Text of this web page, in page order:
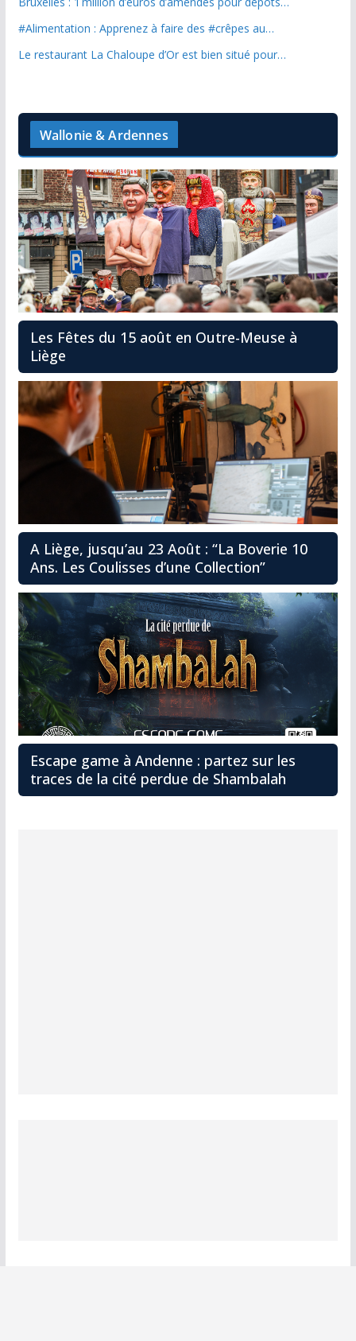
#Alimentation : Apprenez à faire des #crêpes au…
Le restaurant La Chaloupe d’Or est bien situé pour…
Wallonie & Ardennes
Les Fêtes du 15 août en Outre-Meuse à
Liège
A Liège, jusqu’au 23 Août : “La Boverie 10
Ans. Les Coulisses d’une Collection”
Escape game à Andenne : partez sur les
traces de la cité perdue de Shambalah